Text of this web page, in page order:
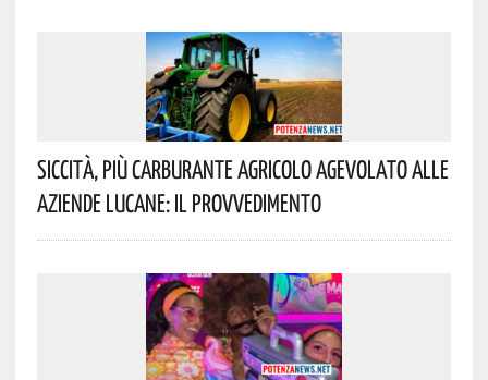
Siccità, Più Carburante Agricolo Agevolato Alle
Aziende Lucane: Il Provvedimento